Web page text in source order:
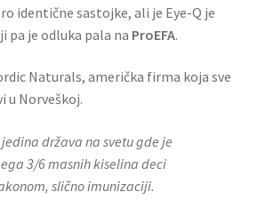
identične sastojke, ali je Eye-Q je
pa je odluka pala na ProEFA.
Naturals, američka firma koja sve
u Norveškoj.
država na svetu gde je
3/6 masnih kiselina deci
slično imunizaciji.